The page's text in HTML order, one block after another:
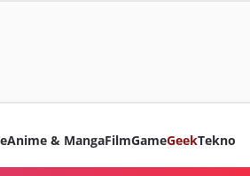
Anime & MangaFilmGameGeekTekno